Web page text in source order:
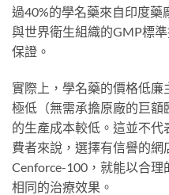
過40%的學名藥來自印度藥
與世界衛生組織的GMP標
保證。
實際上，學名藥的價格低
極低（無需承擔原廠的巨
的生產成本較低。這並不
費者來說，選擇有信譽的
Cenforce-100，就能以合
相同的治療效果。